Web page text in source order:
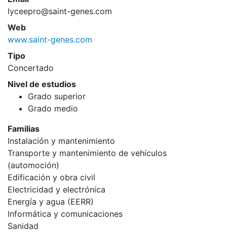
lyceepro@saint-genes.com
Web
www.saint-genes.com
Tipo
Concertado
Nivel de estudios
Grado superior
Grado medio
Familias
Instalación y mantenimiento
Transporte y mantenimiento de vehículos
(automoción)
Edificación y obra civil
Electricidad y electrónica
Energía y agua (EERR)
Informática y comunicaciones
Sanidad